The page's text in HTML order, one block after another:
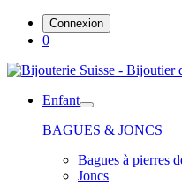
Connexion
0
Enfant
BAGUES & JONCS
Bagues à pierres
Joncs